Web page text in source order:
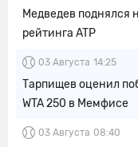
Медведев поднялся
рейтинга ATP
03 Августа 14:25
Тарпищев оценил
WTA 250 в Мемфисе
03 Августа 08:40